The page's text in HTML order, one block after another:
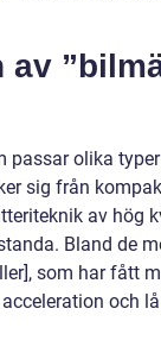
av
passar olika
sig från
av hög
Bland de
som har fått
och